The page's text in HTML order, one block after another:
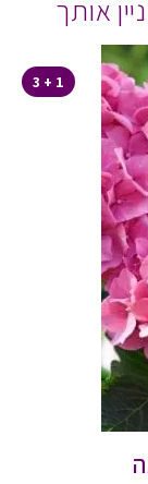
אותך
1 + 3